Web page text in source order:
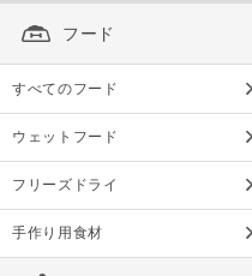
フード
すべてのフード
ウェットフード
フリーズドライ
手作り用食材